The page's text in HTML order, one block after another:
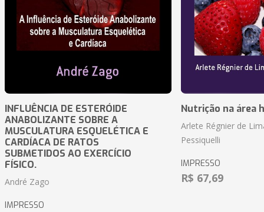
INFLUÊNCIA DE ESTERÓIDE
ANABOLIZANTE SOBRE A
MUSCULATURA ESQUELÉTICA E
CARDÍACA DE RATOS
SUBMETIDOS AO EXERCÍCIO
FÍSICO.
André Zago
IMPRESSO
Nutrição na área
Arlete Régnier de
Pessiquelli
IMPRESSO
R$ 67,69